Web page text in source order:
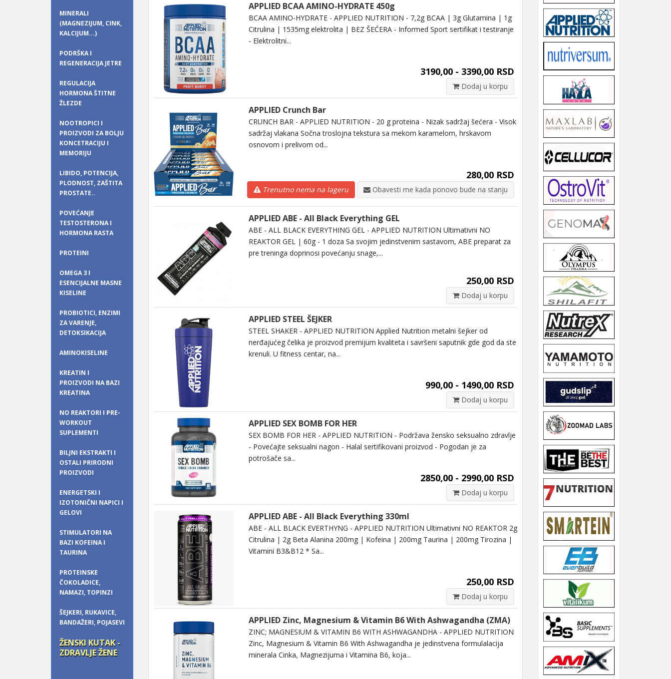
MINERALI
(MAGNEZIJUM, CINK,
KALCIJUM...)
PODRŠKA I
REGENERACIJA JETRE
REGULACIJA
HORMONA ŠTITNE
ŽLEZDE
NOOTROPICI I
PROIZVODI ZA BOLJU
KONCETRACIJU I
MEMORIJU
LIBIDO, POTENCIJA,
PLODNOST, ZAŠTITA
PROSTATE..
POVEĆANJE
TESTOSTERONA I
HORMONA RASTA
PROTEINI
OMEGA 3 I
ESENCIJALNE MASNE
KISELINE
PROBIOTICI, ENZIMI
ZA VARENJE,
DETOKSIKACIJA
AMINOKISELINE
KREATIN I
PROIZVODI NA BAZI
KREATINA
NO REAKTORI I PRE-
WORKOUT
SUPLEMENTI
BILJNI EKSTRAKTI I
OSTALI PRIRODNI
PROIZVODI
ENERGETSKI I
IZOTONIČNI NAPICI I
GELOVI
STIMULATORI NA
BAZI KOFEINA I
TAURINA
PROTEINSKE
ČOKOLADICE,
NAMAZI, TOPINZI
ŠEJKERI, RUKAVICE,
BANDAŽERI, POJASEVI
ŽENSKI KUTAK -
ZDRAVLJE ŽENE
APPLIED BCAA AMINO-HYDRATE 450g
BCAA AMINO-HYDRATE - APPLIED NUTRITION - 7,2g BCAA | 3g Glutamina | 1g
Citrulina | 1535mg elektrolita | BEZ ŠEĆERA - Informed Sport sertifikat i testiranje
- Elektrolitni...
3190,00 - 3390,00 RSD
Dodaj u korpu
APPLIED Crunch Bar
CRUNCH BAR - APPLIED NUTRITION - 20 g proteina - Nizak sadržaj šećera - Visok
sadržaj vlakana Sočna troslojna tekstura sa mekom karamelom, hrskavom
osnovom i prelivom od...
280,00 RSD
Trenutno nema na lageru Obavesti me kada ponovo bude na stanju
APPLIED ABE - All Black Everything GEL
ABE - ALL BLACK EVERYTHING GEL - APPLIED NUTRITION Ultimativni NO
REAKTOR GEL | 60g - 1 doza Sa svojim jedinstvenim sastavom, ABE preparat za
pre treninga doprinosi povećanju snage,...
250,00 RSD
Dodaj u korpu
APPLIED STEEL ŠEJKER
STEEL SHAKER - APPLIED NUTRITION Applied Nutrition metalni šejker od
nerđajućeg čelika je proizvod premijum kvaliteta i savršeni saputnik gde god da ste
krenuli. U fitness centar, na...
990,00 - 1490,00 RSD
Dodaj u korpu
APPLIED SEX BOMB FOR HER
SEX BOMB FOR HER - APPLIED NUTRITION - Podržava žensko seksualno zdravlje
- Povećajte seksualni nagon - Halal sertifikovani proizvod - Pogodan je za
potrošače sa...
2850,00 - 2990,00 RSD
Dodaj u korpu
APPLIED ABE - All Black Everything 330ml
ABE - ALL BLACK EVERTHYNG - APPLIED NUTRITION Ultimativni NO REAKTOR 2g
Citrulina | 2g Beta Alanina 200mg | Kofeina | 200mg Taurina | 200mg Tirozina |
Vitamini B3&B12 * Sa...
250,00 RSD
Dodaj u korpu
APPLIED Zinc, Magnesium & Vitamin B6 With Ashwagandha (ZMA)
ZINC; MAGNESIUM & VITAMIN B6 WITH ASHWAGANDHA - APPLIED NUTRITION
Zinc, Magnesium & Vitamin B6 With Ashwagandha je jedinstvena formulalacija
minerala Cinka, Magnezijuma i Vitamina B6, koja...